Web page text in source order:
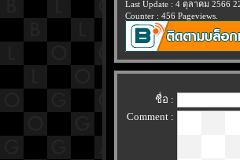
Last Update : 4 ตุลาคม 2566
Counter : 456 Pageviews.
ชื่อ :
Comment :